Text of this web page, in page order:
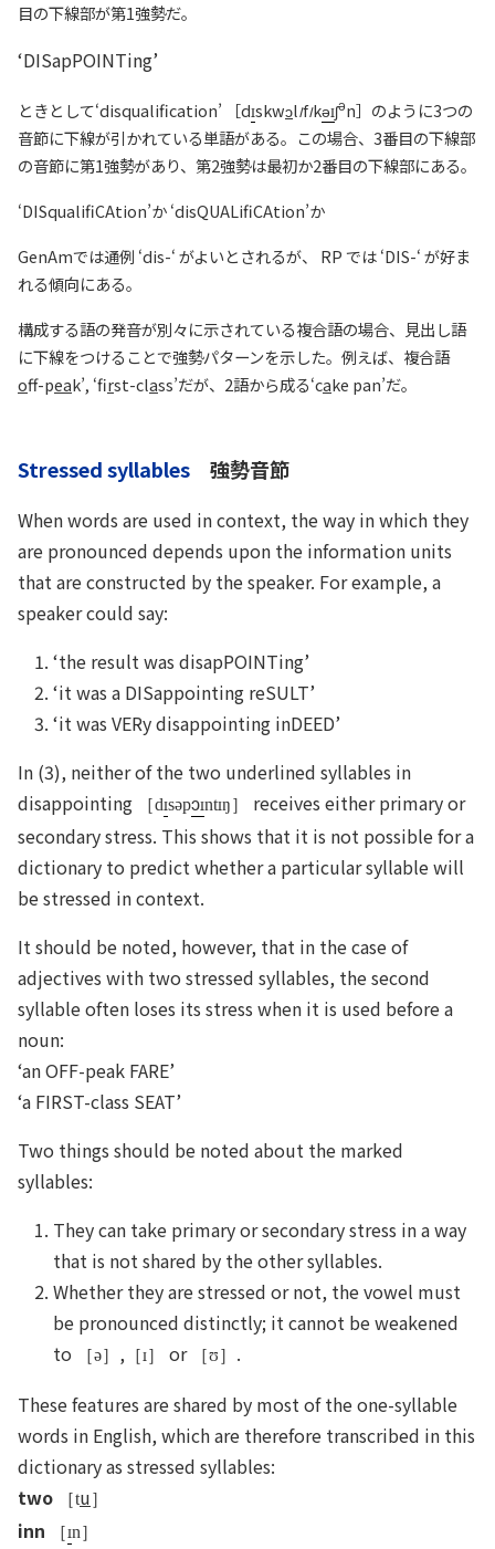
目の下線部が第1強勢だ。
‘DISapPOINTing’
ときとして‘disqualification’ ［d skwɔlIfIkə ʃən］のように3つの
音節に下線が引かれている単語がある。この場合、3番目の下線部
の音節に第1強勢があり、第2強勢は最初か2番目の下線部にある。
‘DISqualifiCAtion’か ‘disQUALifiCAtion’か
GenAmでは通例 ‘dis-‘ がよいとされるが、 RP では ‘DIS-‘ が好ま
れる傾向にある。
構成する語の発音が別々に示されている複合語の場合、見出し語
に下線をつけることで強勢パターンを示した。例えば、複合語
off-peak’, ‘first-class’だが、2語から成る‘cake pan’だ。
Stressed syllables 強勢音節
When words are used in context, the way in which they
are pronounced depends upon the information units
that are constructed by the speaker. For example, a
speaker could say:
‘the result was disapPOINTing’
‘it was a DISappointing reSULT’
‘it was VERy disappointing inDEED’
In (3), neither of the two underlined syllables in
disappointing
［d səpɔ nt ŋ］
receives either primary or
secondary stress. This shows that it is not possible for a
dictionary to predict whether a particular syllable will
be stressed in context.
It should be noted, however, that in the case of
adjectives with two stressed syllables, the second
syllable often loses its stress when it is used before a
noun:
‘an OFF-peak FARE’
‘a FIRST-class SEAT’
Two things should be noted about the marked
syllables:
They can take primary or secondary stress in a way
that is not shared by the other syllables.
Whether they are stressed or not, the vowel must
be pronounced distinctly; it cannot be weakened
to
［ə］ , ［ ］ or ［ʊ］ .
These features are shared by most of the one-syllable
words in English, which are therefore transcribed in this
dictionary as stressed syllables:
two
［tu］
inn ［ n］